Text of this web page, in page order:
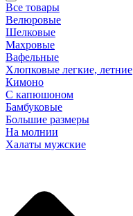
Все товары
Велюровые
Шелковые
Махровые
Вафельные
Хлопковые легкие, летние
Кимоно
С капюшоном
Бамбуковые
Большие размеры
На молнии
Халаты мужские